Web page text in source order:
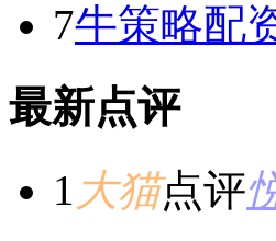
7牛策略配
最新点评
1 大猫点评